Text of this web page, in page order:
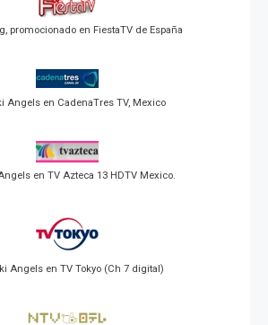
promocionado en FiestaTV de España
Angels en CadenaTres TV, Mexico
en TV Azteca 13 HDTV Mexico.
Angels en TV Tokyo (Ch 7 digital)